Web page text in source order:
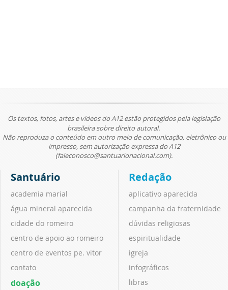
Os textos, fotos, artes e vídeos do A12 estão protegidos pela legislação
brasileira sobre direito autoral.
Não reproduza o conteúdo em outro meio de comunicação, eletrônico ou
impresso, sem autorização expressa do A12
(faleconosco@santuarionacional.com).
Santuário
academia marial
água mineral aparecida
cidade do romeiro
centro de apoio ao romeiro
centro de eventos pe. vitor
contato
doação
Redação
aplicativo aparecida
campanha da fraternidade
dúvidas religiosas
espiritualidade
igreja
infográficos
libras